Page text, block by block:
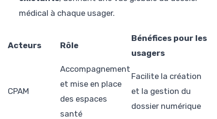
médical à chaque usager.
Acteurs Rôle
Bénéfices pour les
usagers
CPAM
Accompagnement
et mise en place
des espaces
santé
Facilite la création
et la gestion du
dossier numérique